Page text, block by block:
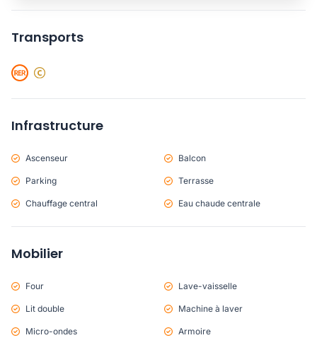
Transports
Infrastructure
Ascenseur Balcon
Parking Terrasse
Chauffage central Eau chaude centrale
Mobilier
Four Lave-vaisselle
Lit double Machine à laver
Micro-ondes Armoire